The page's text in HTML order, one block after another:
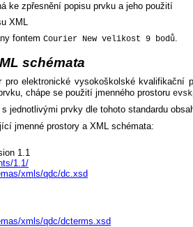
ke zpřesnění popisu prvku a jeho použití
XML
fontem Courier New velikost 9 bodů.
schémata
pro elektronické vysokoškolské
chápe se použití jmenného prostoru
s jednotlivými prvky dle tohoto standardu
jmenné prostory a XML schémata:
1.1
1.1/
xmls/qdc/dc.xsd
xmls/qdc/dcterms.xsd